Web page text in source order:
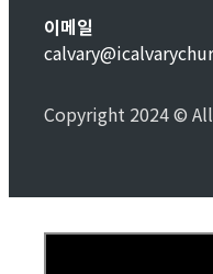
이메일
Copyright 2024 © All